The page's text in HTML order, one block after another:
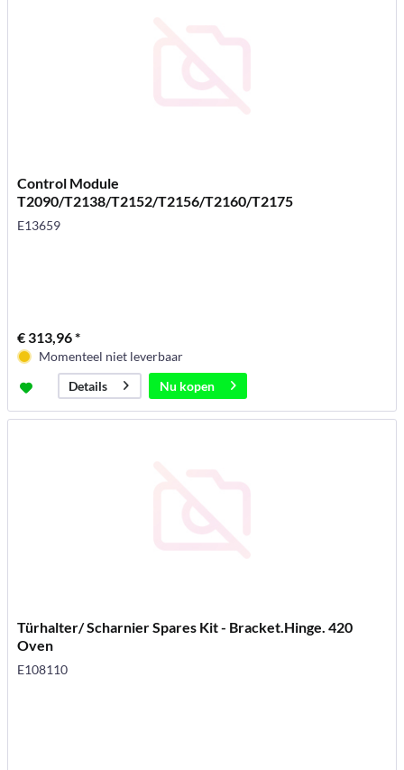
Control Module
T2090/T2138/T2152/T2156/T2160/T2175
E13659
€ 313,96 *
Momenteel niet leverbaar
Details
Nu kopen
Türhalter/ Scharnier Spares Kit - Bracket.Hinge. 420
Oven
E108110